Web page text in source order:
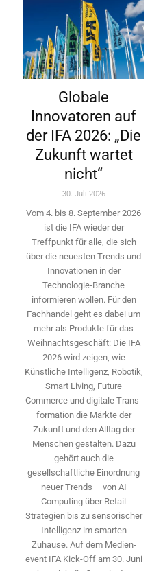
Globale
Innovatoren auf
der IFA 2026: „Die
Zukunft wartet
nicht“
30. Juli 2026
Vom 4. bis 8. September 2026
ist die IFA wieder der
Treffpunkt für alle, die sich
über die neuesten Trends und
Innovationen in der
Technologie-­Branche
informieren wollen. Für den
Fachhandel geht es dabei um
mehr als Produkte für das
Weihnachtsgeschäft: Die IFA
2026 wird ­zeigen, wie
Künstliche Intelligenz, Robotik,
Smart Living, Future
Commerce und digitale Trans­
formation die Märkte der
Zukunft und den Alltag der
Menschen gestalten. Dazu
gehört auch die
gesellschaftliche Einordnung
neuer Trends – von AI
Computing über Retail
Strategien bis zu sensorischer
Intelligenz im smarten
Zuhause. Auf dem Medien­
event IFA Kick-Off am 30. Juni